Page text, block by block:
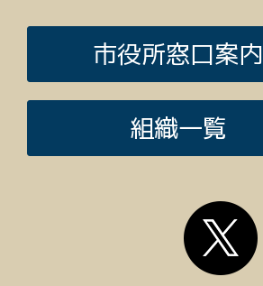
市役所窓口案内
組織一覧